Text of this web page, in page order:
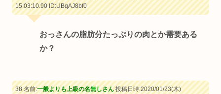
15:03:10.90ID:UBqAJ8bf0
おっさんの脂肪分たっぷりの肉とか需要ある
か？
38 名前:一般よりも上級の名無しさん投稿日時:2020/01/23(木)